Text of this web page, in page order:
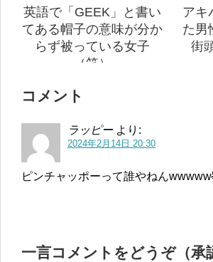
英語で「GEEK」と書い
てある帽子の意味が分か
らず被っている女子
（笑）
アキ
た男
街
コメント
ラッピー より:
2024年2月14日 20:30
ピンチャッポーって誰やねん
一言コメントをどうぞ（承